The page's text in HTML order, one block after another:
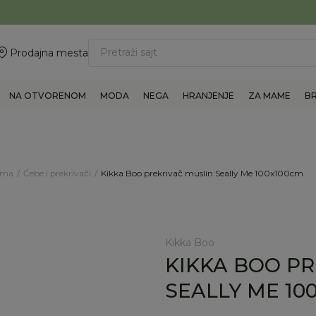
Prodajna mesta Pretraži sajt
NA OTVORENOM MODA NEGA HRANJENJE ZA MAME
Ćebe i prekrivači Kikka Boo prekrivač muslin Seally Me 100x100cm
Kikka Boo
KIKKA BOO
SEALLY ME